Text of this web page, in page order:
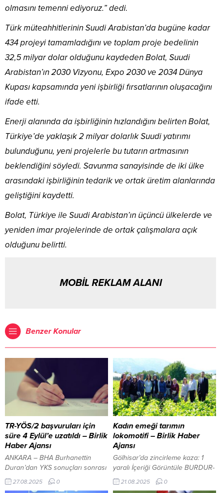
olmasını temenni ediyoruz.” dedi.
Türk müteahhitlerinin Suudi Arabistan’da bugüne kadar
434 projeyi tamamladığını ve toplam proje bedelinin
32,5 milyar dolar olduğunu kaydeden Bolat, Suudi
Arabistan’ın 2030 Vizyonu, Expo 2030 ve 2034 Dünya
Kupası kapsamında yeni işbirliği fırsatlarının oluşacağını
ifade etti.
Enerji alanında da işbirliğinin hızlandığını belirten Bolat,
Türkiye’de yaklaşık 2 milyar dolarlık Suudi yatırımı
bulunduğunu, yeni projelerle bu tutarın artmasının
beklendiğini söyledi. Savunma sanayisinde de iki ülke
arasındaki işbirliğinin tedarik ve ortak üretim alanlarında
geliştiğini kaydetti.
Bolat, Türkiye ile Suudi Arabistan’ın üçüncü ülkelerde ve
yeniden imar projelerinde de ortak çalışmalara açık
olduğunu belirtti.
MOBİL REKLAM ALANI
Benzer Konular
TR-YÖS/2 başvuruları için
süre 4 Eylül’e uzatıldı – Birlik
Haber Ajansı
ANKARA – BHA Burhanettin
Duran’dan YKS sonuçları sonrası
tebrik mesajı İçeriği Görüntüle
ÖSYM’nin resmi internet
27.08.2025 0
Kadın emeği tarımın
lokomotifi – Birlik Haber
Ajansı
Gölhisar’da zincirleme kaza: 1
yaralı İçeriği Görüntüle BURDUR-
BHA Burdur Valisi Tülay Baydar
Bilgihan, İl Tarım ve Orman
21.08.2025 0